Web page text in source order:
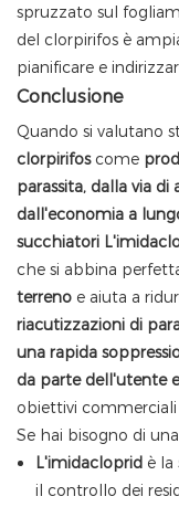
spruzzato sul
del clorpirifos è
pianificare e
Conclusione
Quando si valutano
clorpirifoscome
parassita, dalla via
dall'economia a
succhiatori
che si abbina
terreno e aiuta a
riacutizzazioni di
una rapida
da parte dell'utente
obiettivi commerciali
Se hai bisogno di
L'imidaclopridè la
il controllo dei